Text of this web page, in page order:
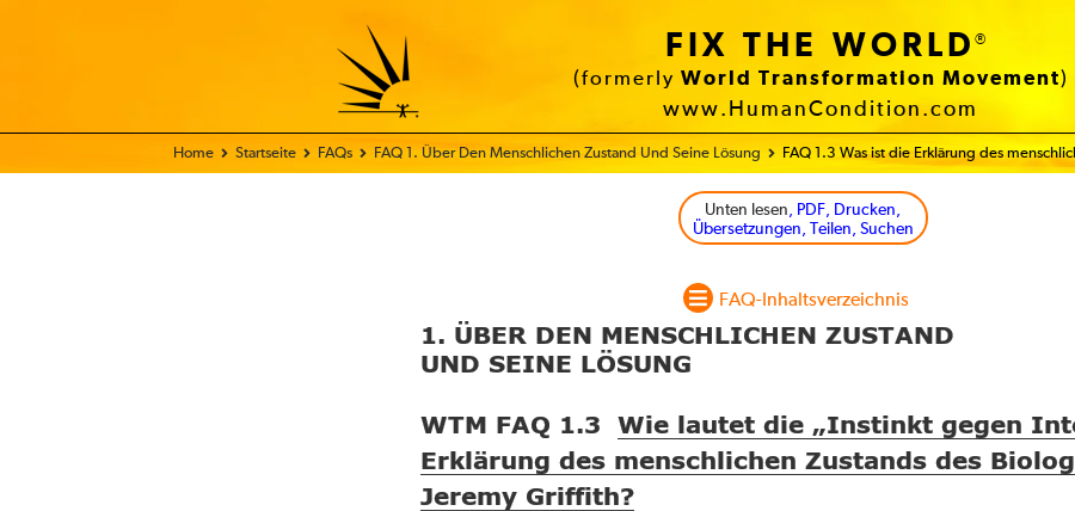
FIX THE WORLD®
(formerly World Transformation Movement)
www.HumanCondition.com
Home Startseite FAQs FAQ 1. Über Den Menschlichen Zustand Und Seine Lösung FAQ 1.3 Was ist die Erklärung des
Unten lesen, PDF, Drucken,
Übersetzungen, Teilen, Suchen
FAQ-Inhaltsverzeichnis
1. ÜBER DEN MENSCHLICHEN ZUSTAND
UND SEINE LÖSUNG
WTM FAQ 1.3 Wie lautet die „Instinkt gegen
Erklärung des menschlichen Zustands des
Jeremy Griffith?